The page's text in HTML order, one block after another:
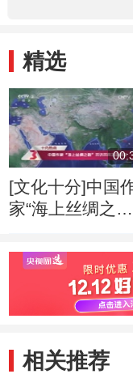
精选
[文化十分]中国
家“海上丝绸之
开启
相关推荐